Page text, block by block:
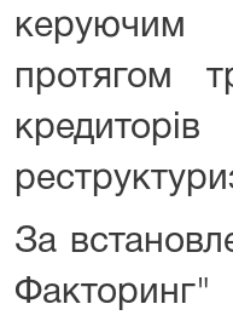
керуючим
протягом
За